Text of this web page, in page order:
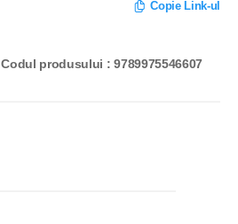
Copie Link-ul
Codul produsului : 9789975546607